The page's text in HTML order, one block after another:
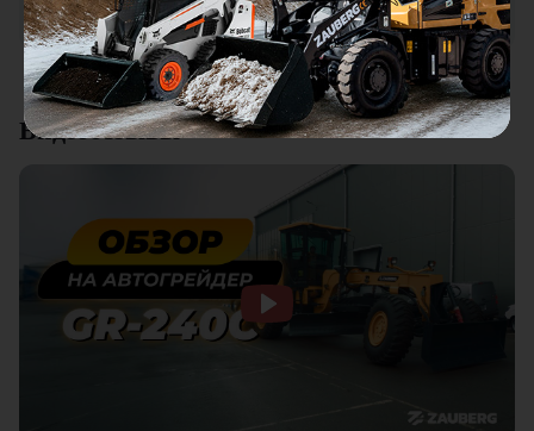
Смотреть все отзывы
клиентам.
Видеоотзывы